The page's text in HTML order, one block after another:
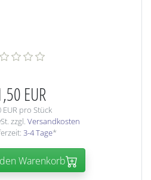
EUR
EUR pro Stück
zzgl. Versandkosten
3-4 Tage*
Warenkorb